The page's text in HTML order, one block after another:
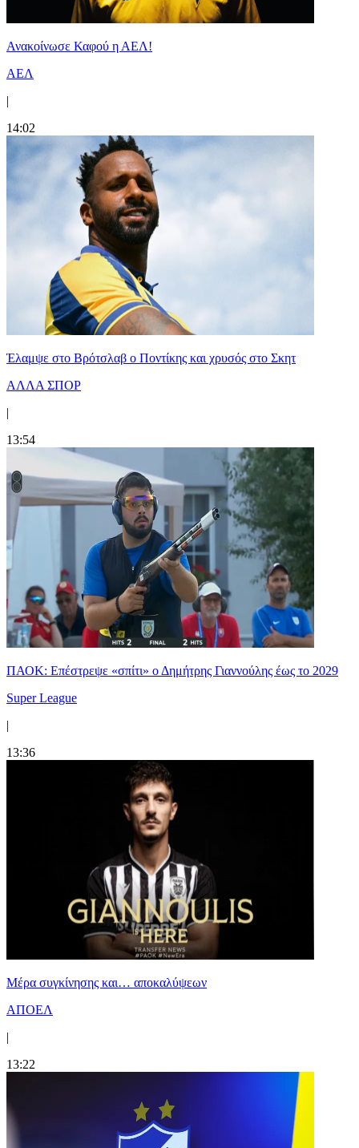
Ανακοίνωσε Καφού η ΑΕΛ!
ΑΕΛ
|
14:02
Έλαμψε στο Βρότσλαβ ο Ποντίκης και χρυσός στο Σκητ
ΑΛΛΑ ΣΠΟΡ
|
13:54
ΠΑΟΚ: Επέστρεψε «σπίτι» ο Δημήτρης Γιαννούλης έως το 2029
Super League
|
13:36
Mέρα συγκίνησης και… αποκαλύψεων
ΑΠΟΕΛ
|
13:22